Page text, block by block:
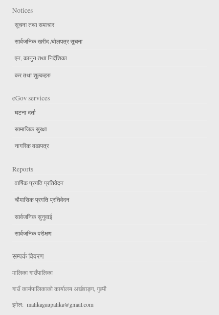
Notices
सूचना तथा समाचार
सार्वजनिक खरीद /बोलपत्र सूचना
एन, कानुन तथा निर्देशिका
कर तथा शुल्कहरु
eGov services
घटना दर्ता
सामाजिक सुरक्षा
नागरिक वडापत्र
Reports
वार्षिक प्रगति प्रतिवेदन
चौमासिक प्रगति प्रतिवेदन
सार्वजनिक सुनुवाई
सार्वजनिक परीक्षण
सम्पर्क विवरण
मालिका गाउँपालिका
गाउँ कार्यपालिकाको कार्यालय अर्खवाङ्ग, गुल्मी
इमेल: malikagaupalika@gmail.com